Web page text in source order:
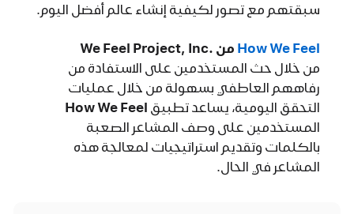
سبقتهم مع تصور لكيفية إنشاء عالم أفضل اليوم.
How We Feel‏ من ‏.We Feel Project, Inc‏
من خلال حث المستخدمين على الاستفادة من
رفاههم العاطفي بسهولة من خلال عمليات
التحقق اليومية، يساعد تطبيق How We Feel‏
المستخدمين على وصف المشاعر الصعبة
بالكلمات وتقديم استراتيجيات لمعالجة هذه
المشاعر في الحال.